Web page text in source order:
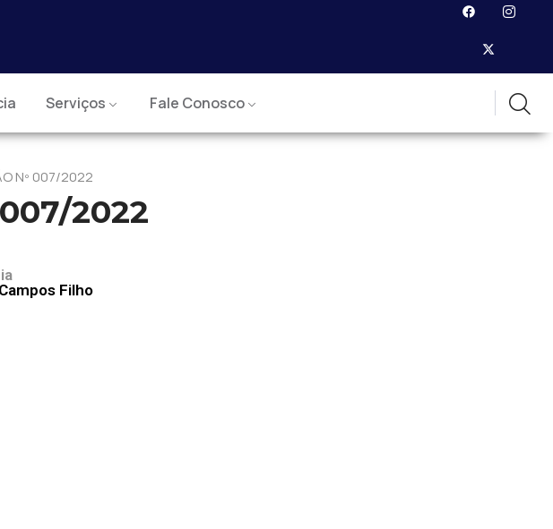
Serviços Fale Conosco
Nº 007/2022
2022
Filho